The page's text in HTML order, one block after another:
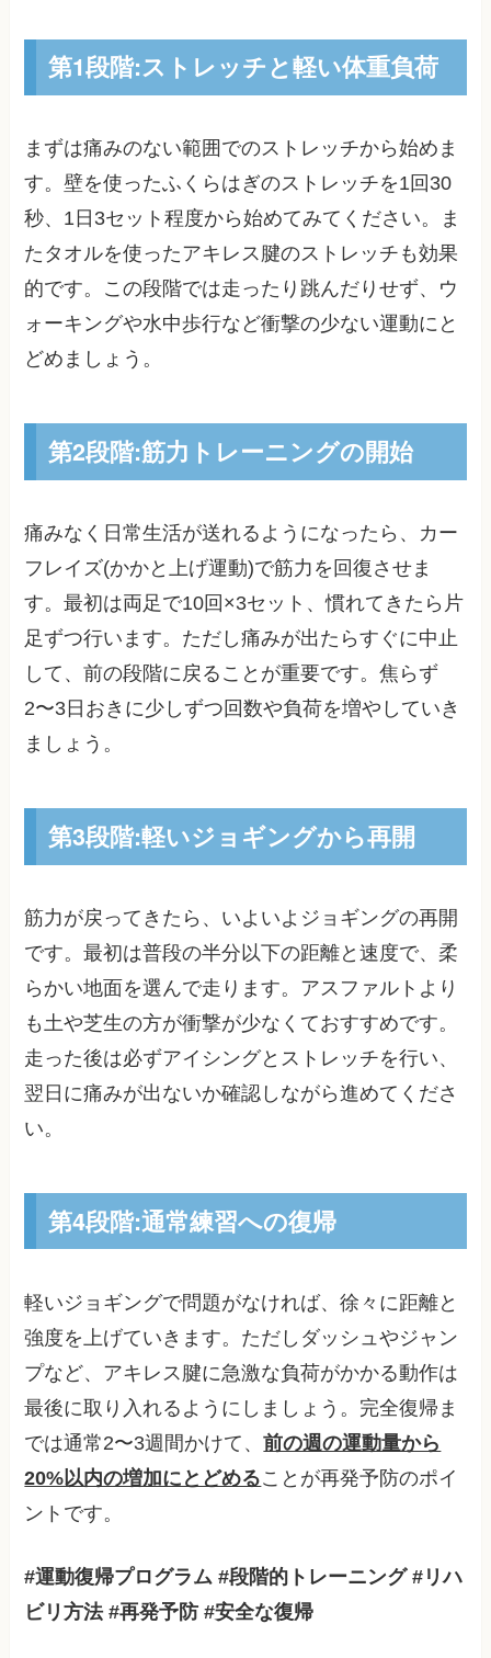
第1段階:ストレッチと軽い体重負荷
まずは痛みのない範囲でのストレッチから始めま
す。壁を使ったふくらはぎのストレッチを1回30
秒、1日3セット程度から始めてみてください。ま
たタオルを使ったアキレス腱のストレッチも効果
的です。この段階では走ったり跳んだりせず、ウ
ォーキングや水中歩行など衝撃の少ない運動にと
どめましょう。
第2段階:筋力トレーニングの開始
痛みなく日常生活が送れるようになったら、カー
フレイズ(かかと上げ運動)で筋力を回復させま
す。最初は両足で10回×3セット、慣れてきたら片
足ずつ行います。ただし痛みが出たらすぐに中止
して、前の段階に戻ることが重要です。焦らず
2〜3日おきに少しずつ回数や負荷を増やしていき
ましょう。
第3段階:軽いジョギングから再開
筋力が戻ってきたら、いよいよジョギングの再開
です。最初は普段の半分以下の距離と速度で、柔
らかい地面を選んで走ります。アスファルトより
も土や芝生の方が衝撃が少なくておすすめです。
走った後は必ずアイシングとストレッチを行い、
翌日に痛みが出ないか確認しながら進めてくださ
い。
第4段階:通常練習への復帰
軽いジョギングで問題がなければ、徐々に距離と
強度を上げていきます。ただしダッシュやジャン
プなど、アキレス腱に急激な負荷がかかる動作は
最後に取り入れるようにしましょう。完全復帰ま
では通常2〜3週間かけて、前の週の運動量から
20%以内の増加にとどめることが再発予防のポイ
ントです。
#運動復帰プログラム #段階的トレーニング #リハ
ビリ方法 #再発予防 #安全な復帰